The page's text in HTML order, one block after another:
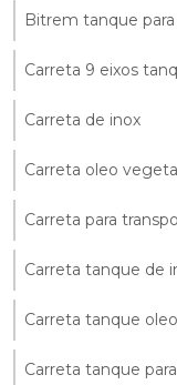
Bitrem tanque
Carreta 9 eixos
Carreta de inox
Carreta oleo vegetal
Carreta para
Carreta tanque de
Carreta tanque
Carreta tanque